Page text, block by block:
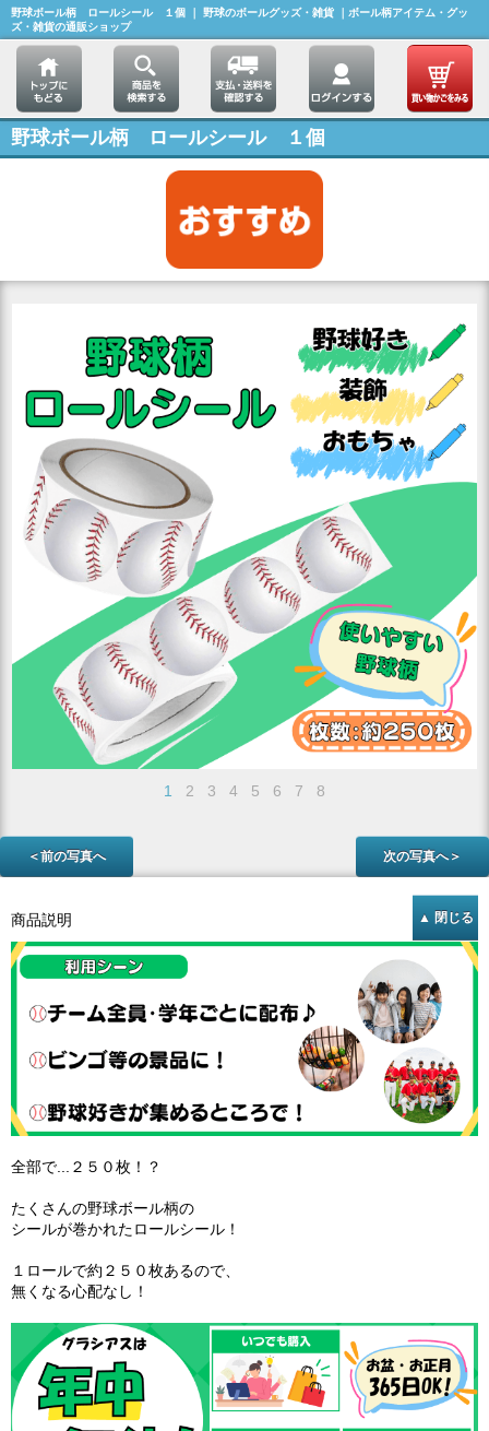
野球ボール柄 ロールシール １個 ｜ 野球のボールグッズ・雑貨 ｜ボール柄アイテム・グッ
ズ・雑貨の通販ショップ
野球ボール柄 ロールシール １個
1 2 3 4 5 6 7 8
＜前の写真へ 次の写真へ＞
商品説明
全部で...２５０枚！？
たくさんの野球ボール柄の
シールが巻かれたロールシール！
１ロールで約２５０枚あるので、
無くなる心配なし！